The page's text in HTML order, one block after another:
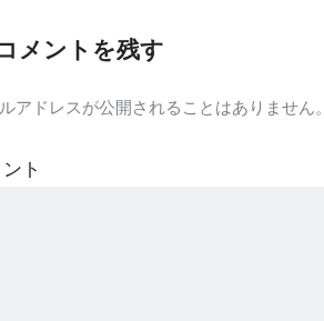
メントを残す
アドレスが公開されることはありません。
ト